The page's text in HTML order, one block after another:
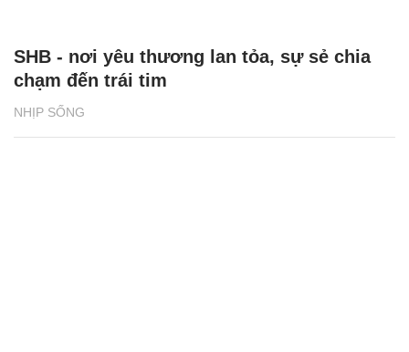
NHỊP SỐNG
SHB - nơi yêu thương lan tỏa, sự sẻ chia
chạm đến trái tim